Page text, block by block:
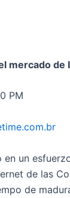
mercado de
PM
un
de las
de